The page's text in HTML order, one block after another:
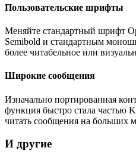
Пользовательские шрифты
Меняйте стандартный шрифт
Semibold и стандартным
более читабельное или
Широкие сообщения
Изначально портированная
функция быстро стала частью
читать сообщения на больших
И другие